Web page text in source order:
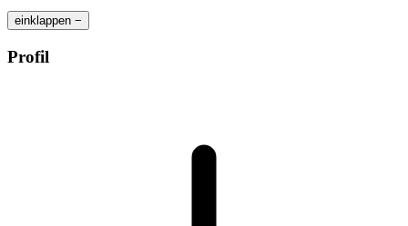
einklappen −
Profil